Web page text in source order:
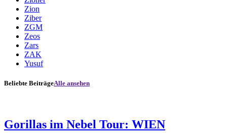
Zion
Ziber
ZGM
Zeos
Zars
ZAK
Yusuf
Beliebte BeiträgeAlle ansehen
Gorillas im Nebel Tour: WIEN